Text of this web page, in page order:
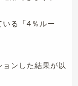
いる「4％ルー
ンした結果が以